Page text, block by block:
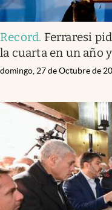
Record. Ferraresi
la cuarta en un año
domingo, 27 de Octubre de